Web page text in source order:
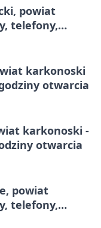
powiat
telefony,
karkonoski
otwarcia
karkonoski -
otwarcia
powiat
telefony,